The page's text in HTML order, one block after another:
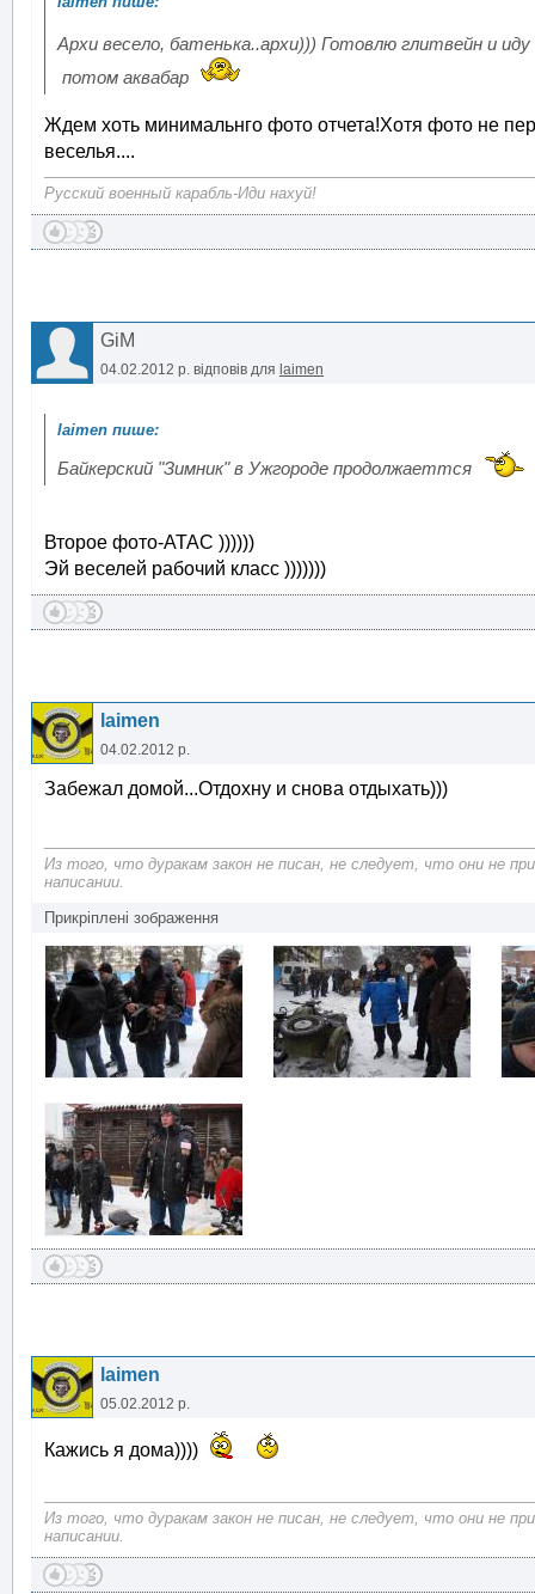
Архи весело, батенька..архи))) Готовлю глитвейн и
потом аквабар
Ждем хоть минимальнго фото отчета!Хотя фото не
веселья....
Русский военный карабль-Иди нахуй!
GiM
04.02.2012 р. відповів для laimen
Байкерский "Зимник" в Ужгороде продолжаеттся
Второе фото-АТАС ))))))
Эй веселей рабочий класс )))))))
laimen
04.02.2012 р.
Забежал домой...Отдохну и снова отдыхать)))
Из того, что дуракам закон не писан, не следует, что они не
написании.
Прикріплені зображення
laimen
05.02.2012 р.
Кажись я дома))))
Из того, что дуракам закон не писан, не следует, что они не
написании.